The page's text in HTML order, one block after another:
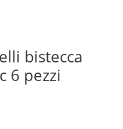
bistecca
6 pezzi